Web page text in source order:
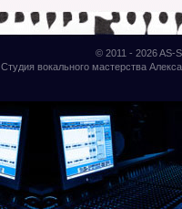
© 2011 - 2026AS-
Студия вокального мастерства